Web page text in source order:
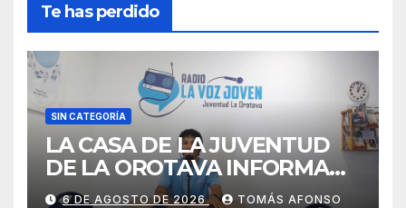
Te has perdido
SIN CATEGORÍA
LA CASA DE LA JUVENTUD
DE LA OROTAVA INFORMA
AGOSTO 2026
6 DE AGOSTO DE 2026 TOMÁS AFONSO